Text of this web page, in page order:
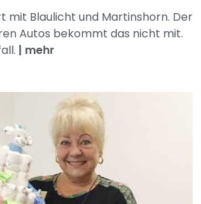
mit Blaulicht und Martinshorn. Der
Autos bekommt das nicht mit.
| mehr